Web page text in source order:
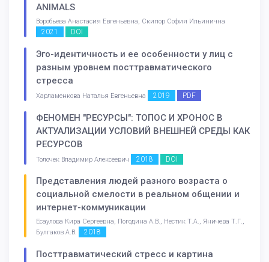
ANIMALS
Воробьева Анастасия Евгеньевна, Скипор София Ильинична
2021 DOI
Эго-идентичность и ее особенности у лиц с
разным уровнем посттравматического
стресса
Харламенкова Наталья Евгеньевна 2019 PDF
ФЕНОМЕН "РЕСУРСЫ": ТОПОС И ХРОНОС В
АКТУАЛИЗАЦИИ УСЛОВИЙ ВНЕШНЕЙ СРЕДЫ КАК
РЕСУРСОВ
Толочек Владимир Алексеевич 2018 DOI
Представления людей разного возраста о
социальной смелости в реальном общении и
интернет-коммуникации
Есаулова Кира Сергеевна, Погодина А.В., Нестик Т.А., Яничева Т.Г.,
Булгаков А.В.
2018
Посттравматический стресс и картина